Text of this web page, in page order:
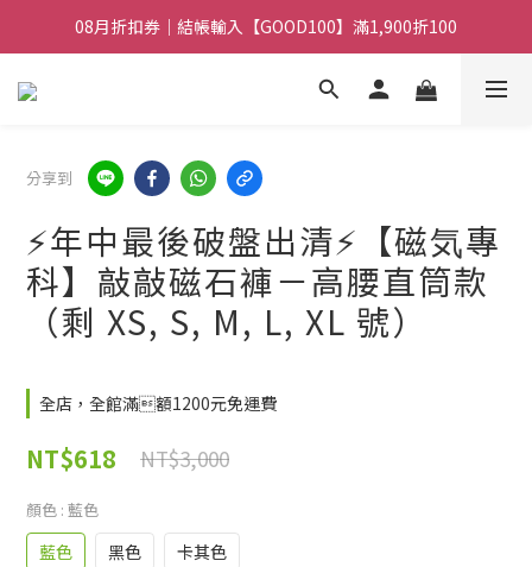
08月折扣券｜結帳輸入【GOOD100】滿1,900折100
08月折扣券｜結帳輸入【GOOD100】滿1,900折100
08月折扣券｜結帳輸入【GOOD250】滿2,500折200
分享到
⚡️年中最後破盤出清⚡️【磁気專
科】敲敲磁石褲－高腰直筒款
（剩 XS, S, M, L, XL 號）
全店，全館滿額1200元免運費
NT$618 NT$3,000
顏色 : 藍色
藍色 黑色 卡其色